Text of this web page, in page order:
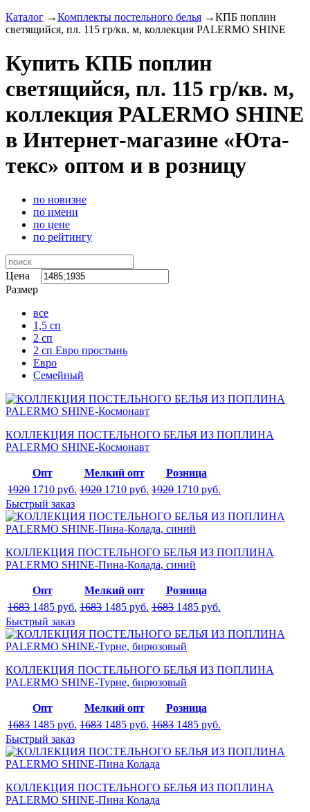
Каталог →Комплекты постельного белья →КПБ поплин
светящийся, пл. 115 гр/кв. м, коллекция PALERMO SHINE
Купить КПБ поплин
светящийся, пл. 115 гр/кв. м,
коллекция PALERMO SHINE
в Интернет-магазине «Юта-
текс» оптом и в розницу
по новизне
по имени
по цене
по рейтингу
Цена
Размер
все
1,5 сп
2 сп
2 сп Евро простынь
Евро
Семейный
КОЛЛЕКЦИЯ ПОСТЕЛЬНОГО БЕЛЬЯ ИЗ ПОПЛИНА
PALERMO SHINE-Космонавт
Опт Мелкий опт
Розница
1920 1710 руб. 1920 1710 руб. 1920 1710 руб.
Быстрый заказ
КОЛЛЕКЦИЯ ПОСТЕЛЬНОГО БЕЛЬЯ ИЗ ПОПЛИНА
PALERMO SHINE-Пина-Колада, синий
Опт Мелкий опт
Розница
1683 1485 руб. 1683 1485 руб. 1683 1485 руб.
Быстрый заказ
КОЛЛЕКЦИЯ ПОСТЕЛЬНОГО БЕЛЬЯ ИЗ ПОПЛИНА
PALERMO SHINE-Турне, бирюзовый
Опт Мелкий опт
Розница
1683 1485 руб. 1683 1485 руб. 1683 1485 руб.
Быстрый заказ
КОЛЛЕКЦИЯ ПОСТЕЛЬНОГО БЕЛЬЯ ИЗ ПОПЛИНА
PALERMO SHINE-Пина Колада